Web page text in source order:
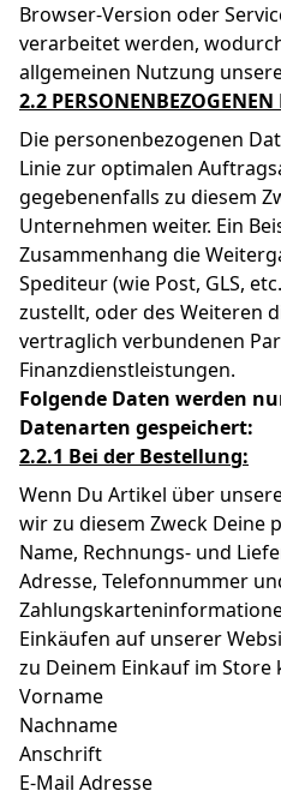
Browser-Version oder
verarbeitet werden,
allgemeinen Nutzung
2.2 PERSONENBEZOGENEN
Die personenbezogenen
Linie zur optimalen
gegebenenfalls zu diesem
Unternehmen weiter. Ein
Zusammenhang die
Spediteur (wie Post, GLS,
zustellt, oder des Weiteren
vertraglich verbundenen
Finanzdienstleistungen.
Folgende Daten werden
Datenarten gespeichert:
2.2.1 Bei der Bestellung:
Wenn Du Artikel über
wir zu diesem Zweck Deine
Name, Rechnungs- und
Adresse, Telefonnummer
Einkäufen auf unserer
zu Deinem Einkauf im
Vorname
Nachname
Anschrift
E-Mail Adresse